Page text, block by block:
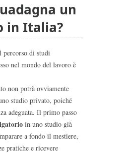
un
in Italia?
di studi
nel mondo del lavoro è
non potrà ovviamente
studio privato, poiché
adeguata. Il primo passo
in uno studio già
a fondo il mestiere,
pratiche e ricevere